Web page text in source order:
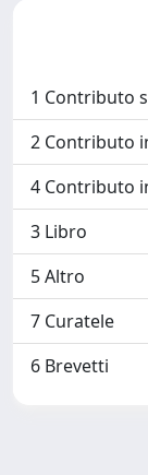
1 Contributo
2 Contributo
4 Contributo
3 Libro
5 Altro
7 Curatele
6 Brevetti